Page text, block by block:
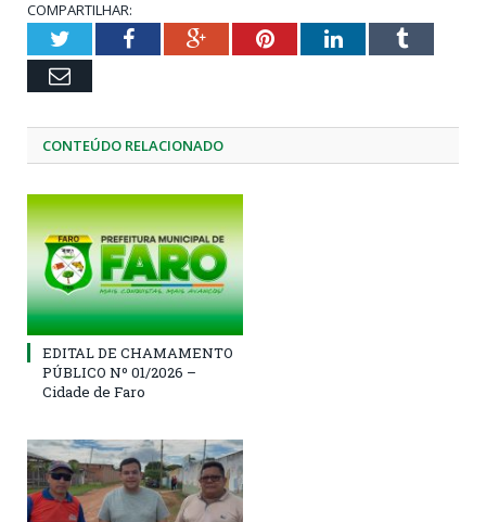
COMPARTILHAR:
TwitterFacebookGoogle+PinterestLinkedInTumblr
Email
CONTEÚDO RELACIONADO
EDITAL DE CHAMAMENTO
PÚBLICO Nº 01/2026 –
Cidade de Faro